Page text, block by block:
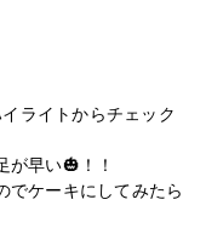
ライトからチェック
早い🎃！！
でケーキにしてみたら